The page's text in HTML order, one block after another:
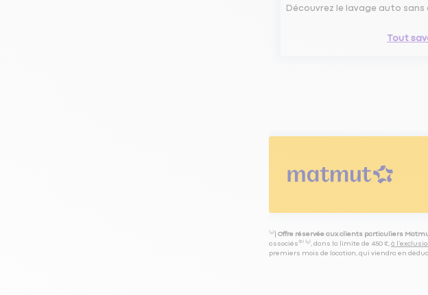
Découvrez le lavage auto sans
Tout
⁽⁴⁾| Offre réservée aux clients particuliers
associés⁽³⁾ ⁽⁵⁾, dans la limite de 450 €, à
premiers mois de location, qui viendra en